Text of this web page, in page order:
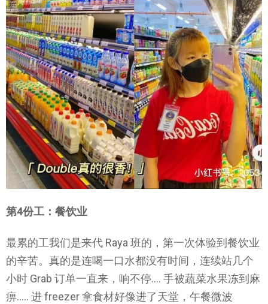
第4份工：餐饮业
最累的工我们是来代 Raya 班的，第一次体验到餐饮业
的辛苦。真的是连喝一口水都没有时间，连续站几个
小时 Grab 订单一直来，响不停…. 手被蔬菜水果冻到麻
痹….. 进 freezer 拿食材好像进了天堂，午餐微波